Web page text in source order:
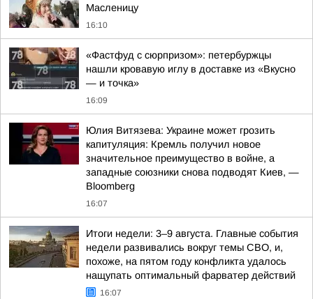
Масленицу
16:10
«Фастфуд с сюрпризом»: петербуржцы
нашли кровавую иглу в доставке из «Вкусно
— и точка»
16:09
Юлия Витязева: Украине может грозить
капитуляция: Кремль получил новое
значительное преимущество в войне, а
западные союзники снова подводят Киев, —
Bloomberg
16:07
Итоги недели: 3–9 августа. Главные события
недели развивались вокруг темы СВО, и,
похоже, на пятом году конфликта удалось
нащупать оптимальный фарватер действий
16:07